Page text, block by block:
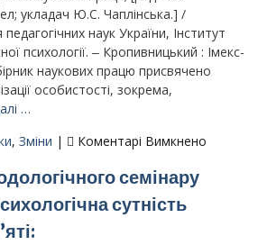
реаліях:
укладач Ю.С. Чаплінська.] /
наук України, Інститут
психології. ‒ Кропивницький : Імекс-
наукових працю присвячено
особистості, зокрема,
…
, Зміни | Коментарі Вимкнено
семінару
сутність